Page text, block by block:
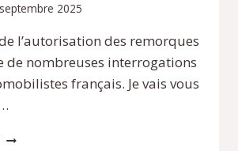
2025
l’autorisation des remorques
de nombreuses interrogations
français. Je vais vous
REMORQUE